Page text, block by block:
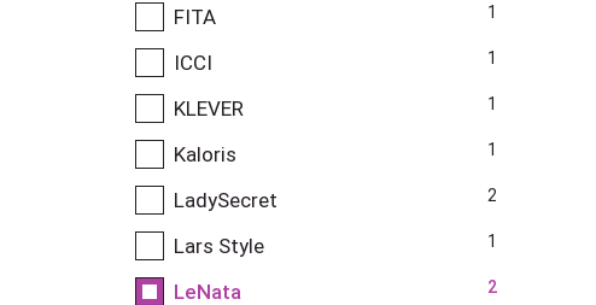
FITA 1
ICCI 1
KLEVER 1
Kaloris 1
LadySecret 2
Lars Style 1
LeNata 2